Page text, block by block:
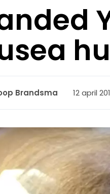
Brandsma 12 april